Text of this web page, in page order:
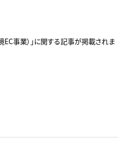
EC事業）」に関する記事が掲載されま